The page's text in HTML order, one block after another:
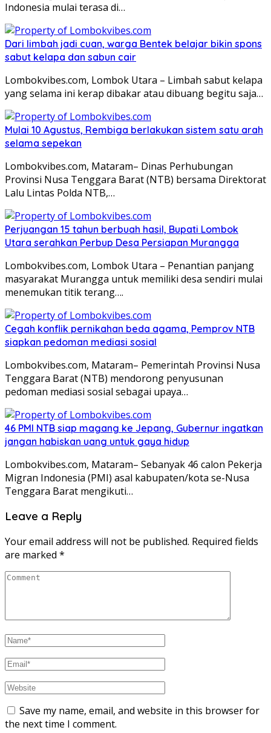
Indonesia mulai terasa di…
Dari limbah jadi cuan, warga Bentek belajar bikin spons
sabut kelapa dan sabun cair
Lombokvibes.com, Lombok Utara – Limbah sabut kelapa
yang selama ini kerap dibakar atau dibuang begitu saja…
Mulai 10 Agustus, Rembiga berlakukan sistem satu arah
selama sepekan
Lombokvibes.com, Mataram– Dinas Perhubungan
Provinsi Nusa Tenggara Barat (NTB) bersama Direktorat
Lalu Lintas Polda NTB,…
Perjuangan 15 tahun berbuah hasil, Bupati Lombok
Utara serahkan Perbup Desa Persiapan Murangga
Lombokvibes.com, Lombok Utara – Penantian panjang
masyarakat Murangga untuk memiliki desa sendiri mulai
menemukan titik terang….
Cegah konflik pernikahan beda agama, Pemprov NTB
siapkan pedoman mediasi sosial
Lombokvibes.com, Mataram– Pemerintah Provinsi Nusa
Tenggara Barat (NTB) mendorong penyusunan
pedoman mediasi sosial sebagai upaya…
46 PMI NTB siap magang ke Jepang, Gubernur ingatkan
jangan habiskan uang untuk gaya hidup
Lombokvibes.com, Mataram– Sebanyak 46 calon Pekerja
Migran Indonesia (PMI) asal kabupaten/kota se-Nusa
Tenggara Barat mengikuti…
Leave a Reply
Your email address will not be published. Required fields
are marked *
Save my name, email, and website in this browser for
the next time I comment.